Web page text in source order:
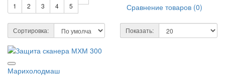
Торговые стеллажи
Рекламные стойки
Складские стеллажи
Брендированное торговое оборудование
1 2 3 4 5 Сравнение товаров (0)
Сортировка: Показать:
Марихолодмаш